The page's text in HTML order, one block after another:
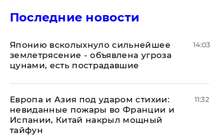
Последние новости
Японию всколыхнуло сильнейшее
землетрясение - объявлена угроза
цунами, есть пострадавшие
14:03
Европа и Азия под ударом стихии:
невиданные пожары во Франции и
Испании, Китай накрыл мощный
тайфун
11:32